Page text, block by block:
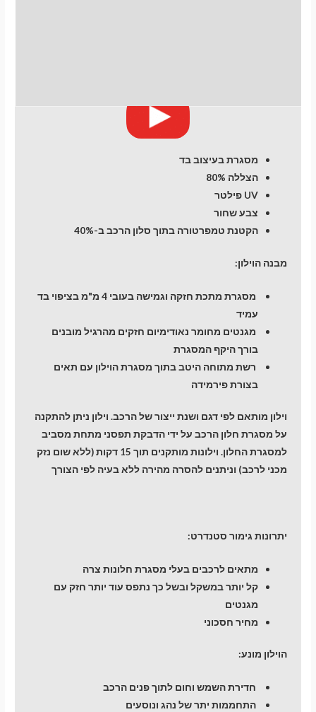
מסגרת בעיצוב בד
הצללה 80%
UV פילטר
צבע שחור
הקטנת טמפרטורה בתוך סלון הרכב ב-40%
מבנה הוילון:
מסגרת מתכת חזקה וגמישה בעובי 4 מ"מ בציפוי בד
עמיד
מגנטים מחומר נאודימיום חזקים מהרגיל מובנים
בורך היקף המסגרת
רשת מתוחה היטב בתוך מסגרת הוילון עם תאים
בצורת פירמידה
וילון מותאם לפי דגם ושנת ייצור של הרכב. וילון ניתן להתקנה
על מסגרת חלון הרכב על ידי הדבקת תפסני מתחת מסביב
למסגרת החלון. וילונות מותקנים תוך 15 דקות (ללא שום נזק
מכני לרכב) וניתנים להסרה מהירה ללא בעיה לפי הצורך
יתרונות גימור סטנדרט:
מתאים לרכבים בעלי מסגרת חלונות צרה
קל יותר במשקל ובשל כך נתפס עוד יותר חזק עם
מגנטים
מחיר חסכוני
הוילון מונע:
חדירת השמש וחום לתוך פנים הרכב
התחממות יתר של נהג ונוסעים